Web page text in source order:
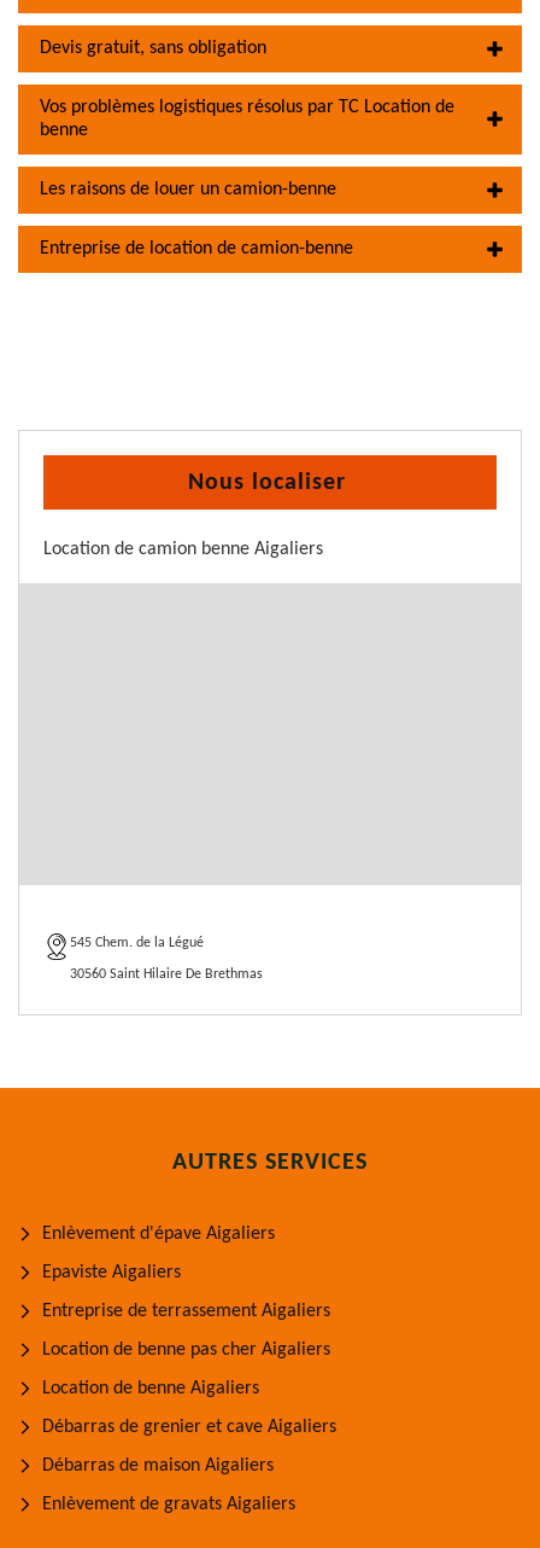
Devis gratuit, sans obligation
Vos problèmes logistiques résolus par TC Location de
benne
Les raisons de louer un camion-benne
Entreprise de location de camion-benne
Nous localiser
Location de camion benne Aigaliers
545 Chem. de la Légué
30560 Saint Hilaire De Brethmas
AUTRES SERVICES
Enlèvement d'épave Aigaliers
Epaviste Aigaliers
Entreprise de terrassement Aigaliers
Location de benne pas cher Aigaliers
Location de benne Aigaliers
Débarras de grenier et cave Aigaliers
Débarras de maison Aigaliers
Enlèvement de gravats Aigaliers